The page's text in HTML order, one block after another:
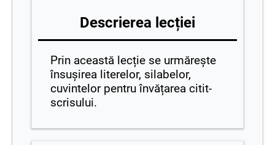
Descrierea lecției
Prin această lecție se urmărește
însușirea literelor, silabelor,
cuvintelor pentru învățarea citit-
scrisului.